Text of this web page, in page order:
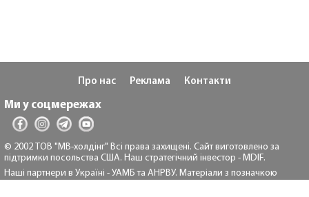
Про нас Реклама Контакти
Ми у соцмережах
© 2002 ТОВ "МВ-холдінг" Всі права захищені. Сайт виготовлено за
підтримки посольства США. Наш стратегічний інвестор - MDIF.
Наші партнери в Україні - УАМБ та АНРВУ. Матеріали з позначкою